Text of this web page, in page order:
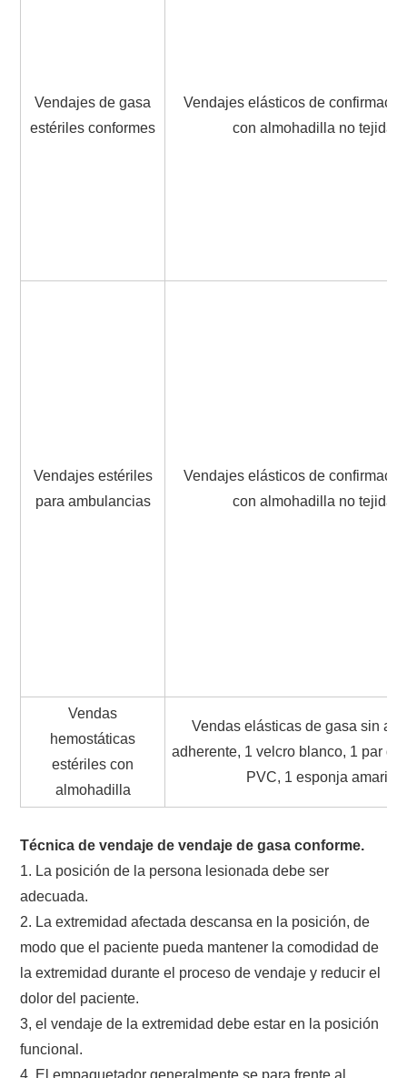
Vendajes de gasa
estériles conformes
Vendajes elásticos de
con almohadilla no tejida/
Vendajes estériles
para ambulancias
Vendajes elásticos de
con almohadilla no tejida/
Vendas
hemostáticas
estériles con
almohadilla
Vendas elásticas de gasa sin
adherente, 1 velcro blanco, 1 par de
PVC, 1 esponja amarilla
Técnica de vendaje de vendaje de gasa conforme.
1. La posición de la persona lesionada debe ser
adecuada.
2. La extremidad afectada descansa en la posición, de
modo que el paciente pueda mantener la comodidad de
la extremidad durante el proceso de vendaje y reducir el
dolor del paciente.
3, el vendaje de la extremidad debe estar en la posición
funcional.
4. El empaquetador generalmente se para frente al